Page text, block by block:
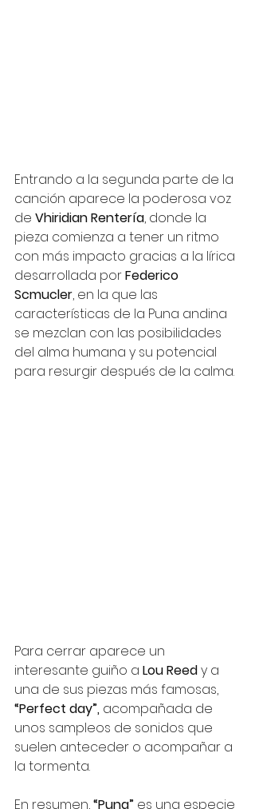
Entrando a la segunda parte de la
canción aparece la poderosa voz
de Vhiridian Rentería, donde la
pieza comienza a tener un ritmo
con más impacto gracias a la lírica
desarrollada por Federico
Scmucler, en la que las
características de la Puna andina
se mezclan con las posibilidades
del alma humana y su potencial
para resurgir después de la calma.
Para cerrar aparece un
interesante guiño a Lou Reed y a
una de sus piezas más famosas,
“Perfect day”, acompañada de
unos sampleos de sonidos que
suelen anteceder o acompañar a
la tormenta.
En resumen, “Puna” es una especie